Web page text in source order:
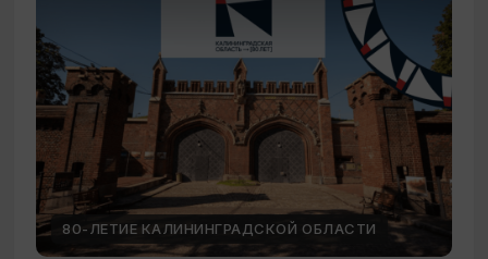
80-ЛЕТИЕ КАЛИНИНГРАДСКОЙ ОБЛАСТИ